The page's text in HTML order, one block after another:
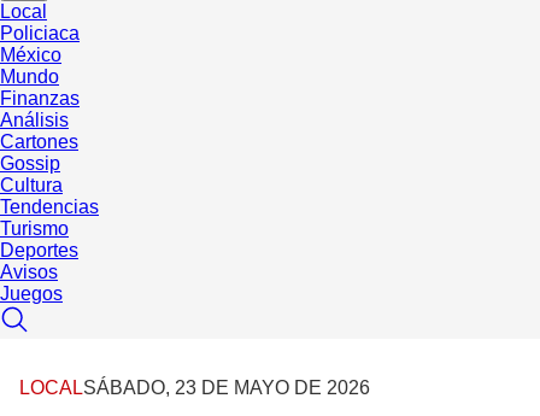
Local
Policiaca
México
Mundo
Finanzas
Análisis
Cartones
Gossip
Cultura
Tendencias
Turismo
Deportes
Avisos
Juegos
LOCALSÁBADO, 23 DE MAYO DE 2026